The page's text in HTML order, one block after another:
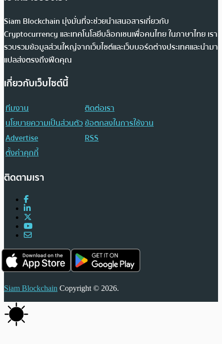
Siam Blockchain มุ่งมั่นที่จะช่วยนำเสนอสารเกี่ยวกับ
Cryptocurrency และเทคโนโลยีบล็อกเชนเพื่อคนไทย ในภาษาไทย เรา
รวบรวมข้อมูลส่วนใหญ่จากเว็บไซต์และเว็บบอร์ดต่างประเทศและนำมา
แปลส่งตรงถึงฟีดคุณ
เกี่ยวกับเว็บไซต์นี้
ทีมงาน
ติดต่อเรา
นโยบายความเป็นส่วนตัวข้อตกลงในการใช้งาน
Advertise
RSS
ตั้งค่าคุกกี้
ติดตามเรา
Siam Blockchain Copyright © 2026.